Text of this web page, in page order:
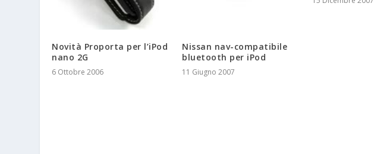
Novità Proporta per l’iPod
nano 2G
6 Ottobre 2006
Nissan nav-compatibile
bluetooth per iPod
11 Giugno 2007